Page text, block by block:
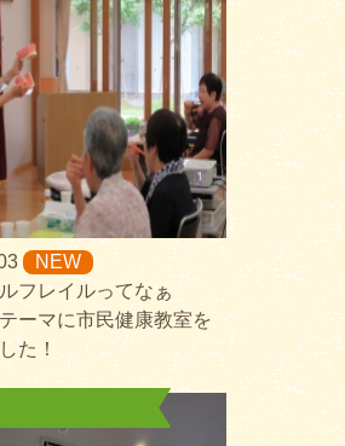
NEW
フレイルってなぁ
ーマに市民健康教室を
た！